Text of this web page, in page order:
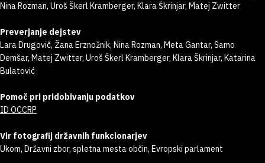
Nina Rozman, Uroš Škerl Kramberger, Klara Škrinjar, Matej Zwitter
Preverjanje dejstev
Lara Drugovič, Žana Erznožnik, Nina Rozman, Meta Gantar, Samo
Demšar, Matej Zwitter, Uroš Škerl Kramberger, Klara Škrinjar, Katarina
Bulatović
Pomoč pri pridobivanju podatkov
ID OCCRP
Vir fotografij državnih funkcionarjev
Ukom, Državni zbor, spletna mesta občin, Evropski parlament